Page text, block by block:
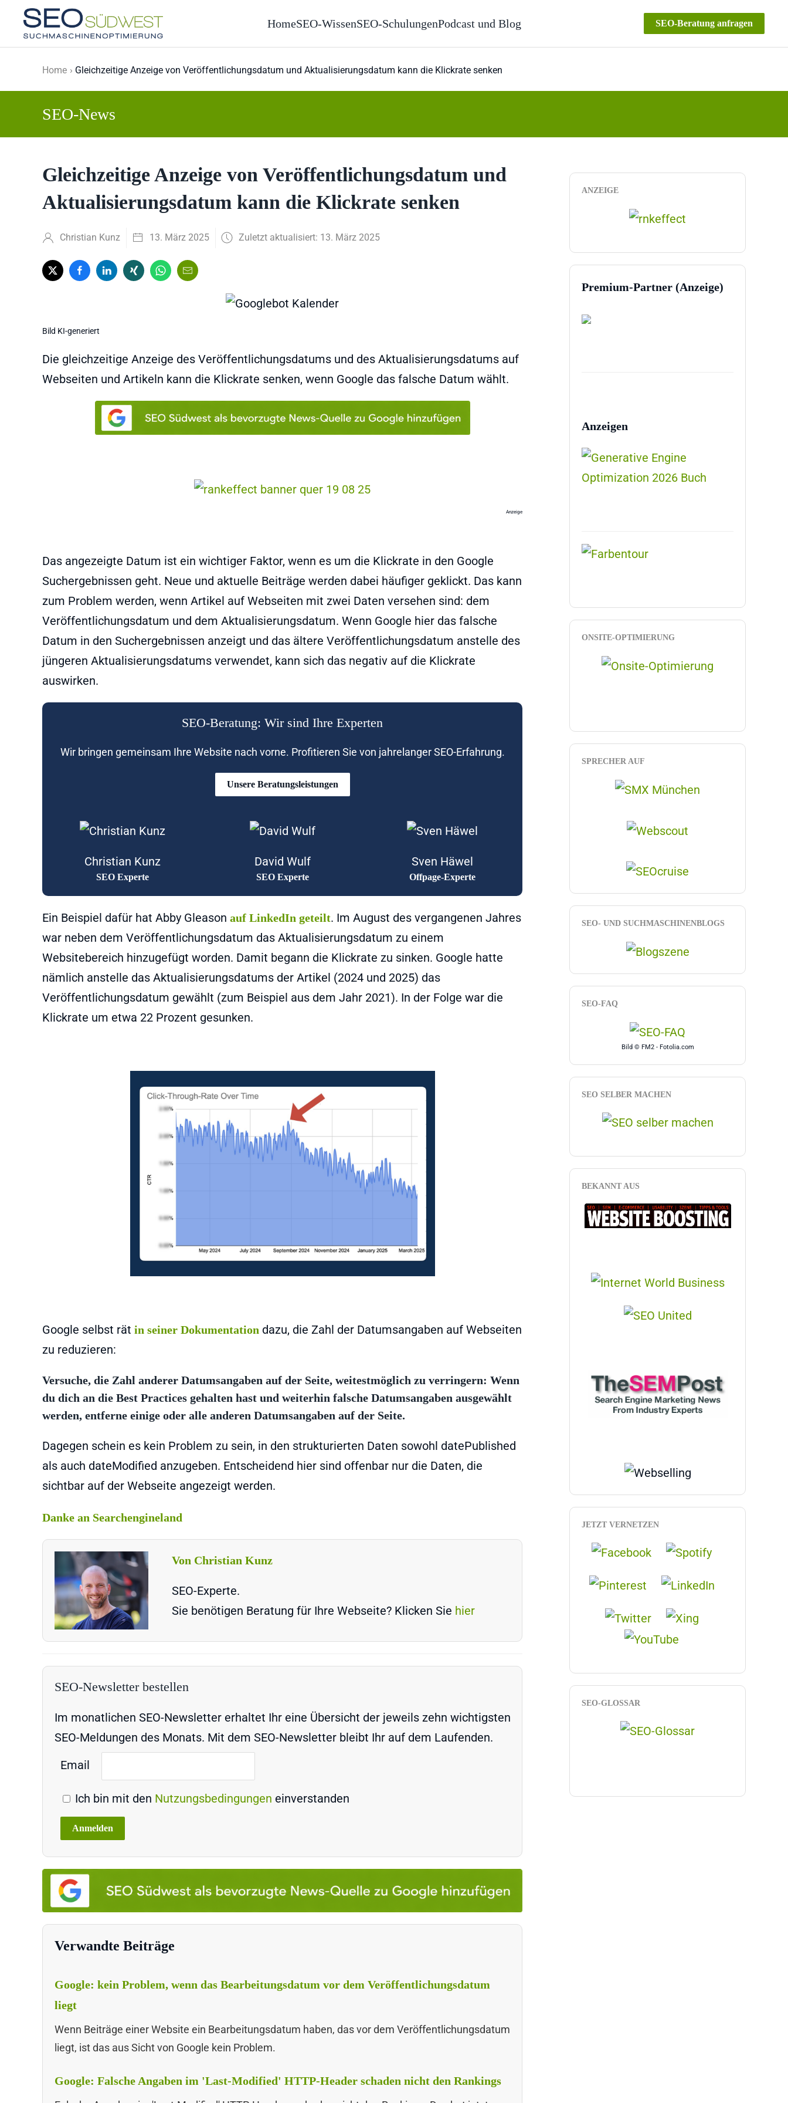
Skip to main content
HomeSEO-WissenSEO-SchulungenPodcast und Blog SEO-Beratung anfragen
Home Gleichzeitige Anzeige von Veröffentlichungsdatum und Aktualisierungsdatum kann die Klickrate senken
SEO-News
Gleichzeitige Anzeige von Veröffentlichungsdatum und
Aktualisierungsdatum kann die Klickrate senken
Christian Kunz 13. März 2025 Zuletzt aktualisiert: 13. März 2025
Bild KI-generiert
Die gleichzeitige Anzeige des Veröffentlichungsdatums und des Aktualisierungsdatums auf
Webseiten und Artikeln kann die Klickrate senken, wenn Google das falsche Datum wählt.
Anzeige
Das angezeigte Datum ist ein wichtiger Faktor, wenn es um die Klickrate in den Google
Suchergebnissen geht. Neue und aktuelle Beiträge werden dabei häufiger geklickt. Das kann
zum Problem werden, wenn Artikel auf Webseiten mit zwei Daten versehen sind: dem
Veröffentlichungsdatum und dem Aktualisierungsdatum. Wenn Google hier das falsche
Datum in den Suchergebnissen anzeigt und das ältere Veröffentlichungsdatum anstelle des
jüngeren Aktualisierungsdatums verwendet, kann sich das negativ auf die Klickrate
auswirken.
SEO-Beratung: Wir sind Ihre Experten
Wir bringen gemeinsam Ihre Website nach vorne. Profitieren Sie von jahrelanger SEO-Erfahrung.
Unsere Beratungsleistungen
Christian Kunz
SEO Experte
David Wulf
SEO Experte
Sven Häwel
Offpage-Experte
Ein Beispiel dafür hat Abby Gleason auf LinkedIn geteilt. Im August des vergangenen Jahres
war neben dem Veröffentlichungsdatum das Aktualisierungsdatum zu einem
Websitebereich hinzugefügt worden. Damit begann die Klickrate zu sinken. Google hatte
nämlich anstelle das Aktualisierungsdatums der Artikel (2024 und 2025) das
Veröffentlichungsdatum gewählt (zum Beispiel aus dem Jahr 2021). In der Folge war die
Klickrate um etwa 22 Prozent gesunken.
Google selbst rät in seiner Dokumentation dazu, die Zahl der Datumsangaben auf Webseiten
zu reduzieren:
Versuche, die Zahl anderer Datumsangaben auf der Seite, weitestmöglich zu verringern: Wenn
du dich an die Best Practices gehalten hast und weiterhin falsche Datumsangaben ausgewählt
werden, entferne einige oder alle anderen Datumsangaben auf der Seite.
Dagegen schein es kein Problem zu sein, in den strukturierten Daten sowohl datePublished
als auch dateModified anzugeben. Entscheidend hier sind offenbar nur die Daten, die
sichtbar auf der Webseite angezeigt werden.
Danke an Searchengineland
Von Christian Kunz
SEO-Experte.
Sie benötigen Beratung für Ihre Webseite? Klicken Sie hier
SEO-Newsletter bestellen
Im monatlichen SEO-Newsletter erhaltet Ihr eine Übersicht der jeweils zehn wichtigsten
SEO-Meldungen des Monats. Mit dem SEO-Newsletter bleibt Ihr auf dem Laufenden.
Email
Ich bin mit den Nutzungsbedingungen einverstanden
Verwandte Beiträge
Google: kein Problem, wenn das Bearbeitungsdatum vor dem Veröffentlichungsdatum
liegt
Wenn Beiträge einer Website ein Bearbeitungsdatum haben, das vor dem Veröffentlichungsdatum
liegt, ist das aus Sicht von Google kein Problem.
Google: Falsche Angaben im 'Last-Modified' HTTP-Header schaden nicht den Rankings
ANZEIGE
Premium-Partner (Anzeige)
Anzeigen
ONSITE-OPTIMIERUNG
SPRECHER AUF
SEO- UND SUCHMASCHINENBLOGS
SEO-FAQ
Bild © FM2 - Fotolia.com
SEO SELBER MACHEN
BEKANNT AUS
JETZT VERNETZEN
SEO-GLOSSAR